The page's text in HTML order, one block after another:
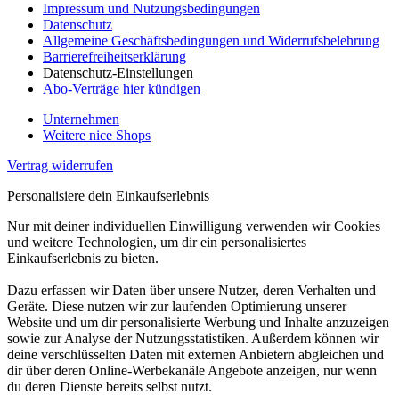
Impressum und Nutzungsbedingungen
Datenschutz
Allgemeine Geschäftsbedingungen und Widerrufsbelehrung
Barrierefreiheitserklärung
Datenschutz-Einstellungen
Abo-Verträge hier kündigen
Unternehmen
Weitere nice Shops
Vertrag widerrufen
Personalisiere dein Einkaufserlebnis
Nur mit deiner individuellen Einwilligung verwenden wir Cookies
und weitere Technologien, um dir ein personalisiertes
Einkaufserlebnis zu bieten.
Dazu erfassen wir Daten über unsere Nutzer, deren Verhalten und
Geräte. Diese nutzen wir zur laufenden Optimierung unserer
Website und um dir personalisierte Werbung und Inhalte anzuzeigen
sowie zur Analyse der Nutzungsstatistiken. Außerdem können wir
deine verschlüsselten Daten mit externen Anbietern abgleichen und
dir über deren Online-Werbekanäle Angebote anzeigen, nur wenn
du deren Dienste bereits selbst nutzt.